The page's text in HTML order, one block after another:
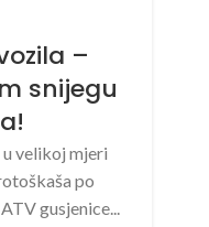
–
snijegu
u velikoj mjeri
po
gusjenice...